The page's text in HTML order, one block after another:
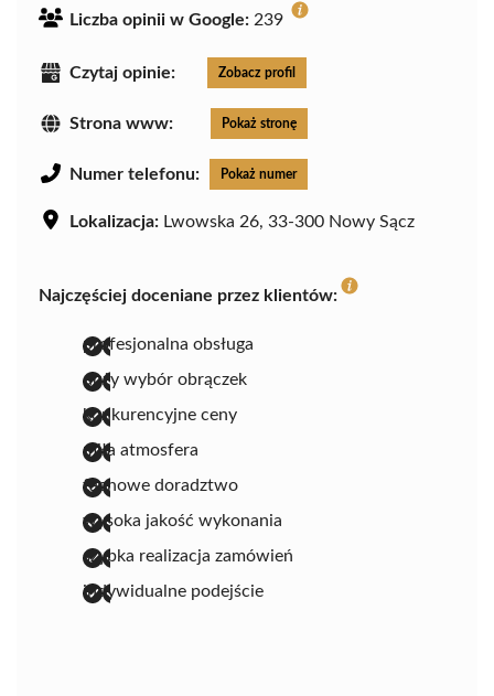
Liczba opinii w Google: 239
Czytaj opinie: Zobacz profil
Strona www: Pokaż stronę
Numer telefonu: Pokaż numer
Lokalizacja: Lwowska 26, 33-300 Nowy Sącz
Najczęściej doceniane przez klientów:
profesjonalna obsługa
duży wybór obrączek
konkurencyjne ceny
miła atmosfera
fachowe doradztwo
wysoka jakość wykonania
szybka realizacja zamówień
indywidualne podejście